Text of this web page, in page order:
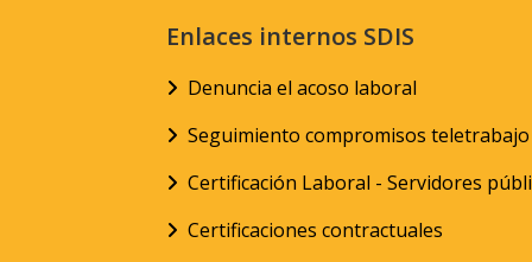
Enlaces internos SDIS
Denuncia el acoso laboral
Seguimiento compromisos teletrabajo
Certificación Laboral - Servidores
Certificaciones contractuales